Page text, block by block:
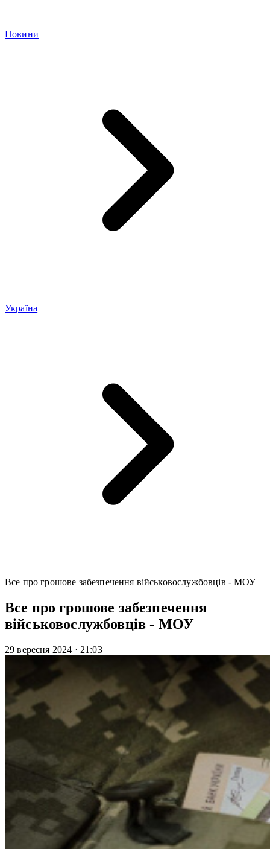
Новини
Україна
Все про грошове забезпечення військовослужбовців - МОУ
Все про грошове забезпечення
військовослужбовців - МОУ
29 вересня 2024 · 21:03